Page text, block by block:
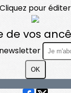
Cliquez pour éditer
de vos
OK